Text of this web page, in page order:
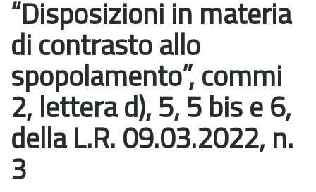
“Disposizioni in materia
di contrasto allo
spopolamento”, commi
2, lettera d), 5, 5 bis e 6,
della L.R. 09.03.2022, n.
3